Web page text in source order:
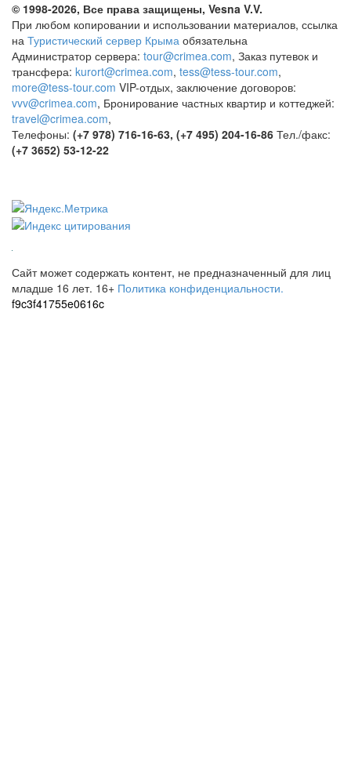
© 1998-2026, Все права защищены, Vesna V.V.
При любом копировании и использовании материалов, ссылка
на Туристический сервер Крыма обязательна
Администратор сервера: tour@crimea.com, Заказ путевок и
трансфера: kurort@crimea.com, tess@tess-tour.com,
more@tess-tour.com VIP-отдых, заключение договоров:
vvv@crimea.com, Бронирование частных квартир и коттеджей:
travel@crimea.com,
Телефоны: (+7 978) 716-16-63, (+7 495) 204-16-86 Тел./факс:
(+7 3652) 53-12-22
Сайт может содержать контент, не предназначенный для лиц
младше 16 лет. 16+ Политика конфиденциальности.
f9c3f41755e0616c